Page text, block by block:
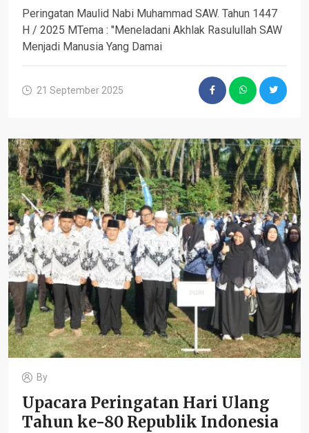
Peringatan Maulid Nabi Muhammad SAW. Tahun 1447
H / 2025 MTema : "Meneladani Akhlak Rasulullah SAW
Menjadi Manusia Yang Damai
21 September 2025
By
Upacara Peringatan Hari Ulang
Tahun ke-80 Republik Indonesia